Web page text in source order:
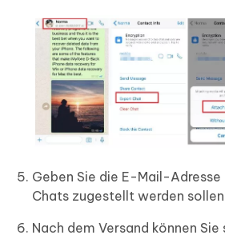
Geben Sie die E-Mail-Adresse
Chats zugestellt werden
Nach dem Versand können Sie